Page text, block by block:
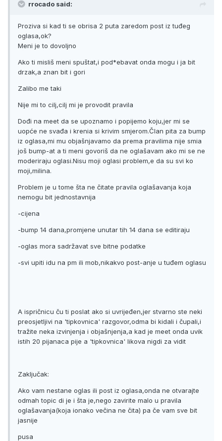
rrocado said:
Proziva si kad ti se obrisa 2 puta zaredom post iz tuđeg
oglasa,ok?
Meni je to dovoljno
Ako ti misliš meni spuštat,i pod*ebavat onda mogu i ja bit
drzak,a znan bit i gori
Zalibo me taki
Nije mi to cilj,cilj mi je provodit pravila
Dođi na meet da se upoznamo i popijemo koju,jer mi se
uopće ne svađa i krenia si krivim smjerom.Član pita za bump
iz oglasa,mi mu objašnjavamo da prema pravilima nije smia
još bump-at a ti meni govoriš da ne oglašavam ako mi se ne
moderiraju oglasi.Nisu moji oglasi problem,e da su svi ko
moji,milina.
Problem je u tome šta ne čitate pravila oglašavanja koja
nemogu bit jednostavnija
-cijena
-bump 14 dana,promjene unutar tih 14 dana se editiraju
-oglas mora sadržavat sve bitne podatke
-svi upiti idu na pm ili mob,nikakvo post-anje u tuđem oglasu
A ispričnicu ču ti poslat ako si uvrijeđen,jer stvarno ste neki
preosjetljivi na 'tipkovnica' razgovor,odma bi kidali i čupali,i
tražite neka izvinjenja i objašnjenja,a kad je meet onda uvik
istih 20 pijanaca pije a 'tipkovnica' likova nigdi za vidit
Zaključak:
Ako vam nestane oglas ili post iz oglasa,onda ne otvarajte
odmah topic di je i šta je,nego zavirite malo u pravila
oglašavanja(koja ionako večina ne čita) pa če vam sve bit
jasnije
pusa